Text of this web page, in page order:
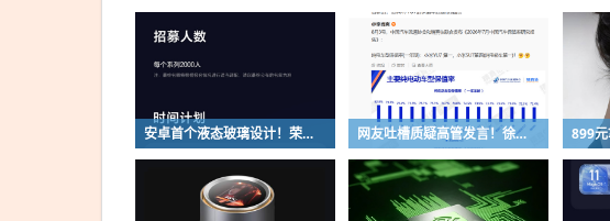
安卓首个液态玻璃设计！荣耀MagicOS 11内测招募开启：17款机型首批升级 网友吐槽质疑高管发言！徐洁云回应“孩go”言论争议：是小米用户宠物名